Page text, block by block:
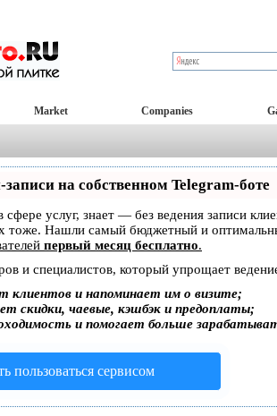
Market Companies
на собственном Telegram-боте
сфере услуг, знает — без ведения записи
тоже. Нашли самый бюджетный и
первый месяц бесплатно.
и специалистов, который упрощает
клиентов и напоминает им о визите;
скидки, чаевые, кэшбэк и предоплаты;
и помогает больше
пользоваться сервисом